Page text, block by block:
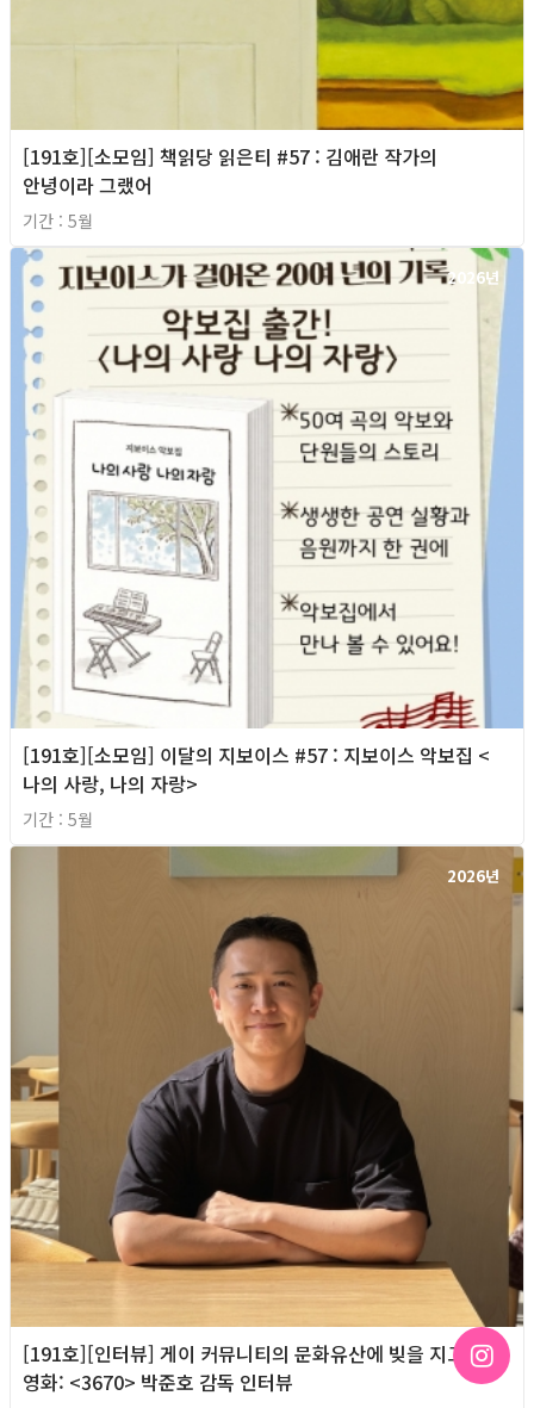
[191호][소모임] 책읽당 읽은티 #57 : 김애란 작가의
안녕이라 그랬어
기간 : 5월
2026년
[191호][소모임] 이달의 지보이스 #57 : 지보이스 악보집 <
나의 사랑, 나의 자랑>
기간 : 5월
2026년
[191호][인터뷰] 게이 커뮤니티의 문화유산에 빚을 지고 있는
영화: <3670> 박준호 감독 인터뷰